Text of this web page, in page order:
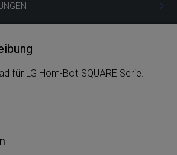
für LG Hom-Bot SQUARE Serie.